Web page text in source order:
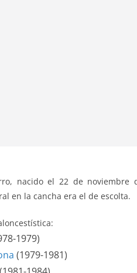
nacido el 22 de
en la cancha era el de escolta.
1979)
(1979-1981)